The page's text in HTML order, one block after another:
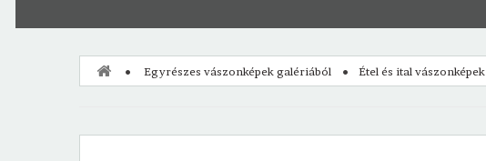
Egyrészes vászonképek galériából Étel és ital vászonképek